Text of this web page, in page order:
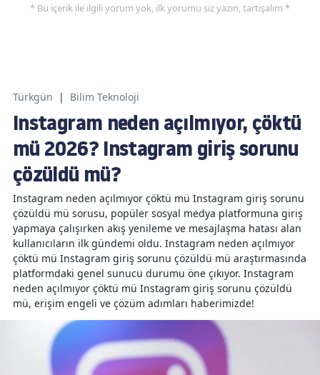
* Bu içerik ile ilgili yorum yok, ilk yorumu siz yazın, tartışalım *
Türkgün | Bilim Teknoloji
Instagram neden açılmıyor, çöktü
mü 2026? Instagram giriş sorunu
çözüldü mü?
Instagram neden açılmıyor çöktü mü Instagram giriş sorunu
çözüldü mü sorusu, popüler sosyal medya platformuna giriş
yapmaya çalışırken akış yenileme ve mesajlaşma hatası alan
kullanıcıların ilk gündemi oldu. Instagram neden açılmıyor
çöktü mü Instagram giriş sorunu çözüldü mü araştırmasında
platformdaki genel sunucu durumu öne çıkıyor. Instagram
neden açılmıyor çöktü mü Instagram giriş sorunu çözüldü
mü, erişim engeli ve çözüm adımları haberimizde!